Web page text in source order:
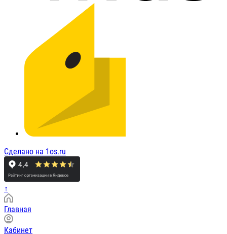
Сделано на 1os.ru
↑
Главная
Кабинет